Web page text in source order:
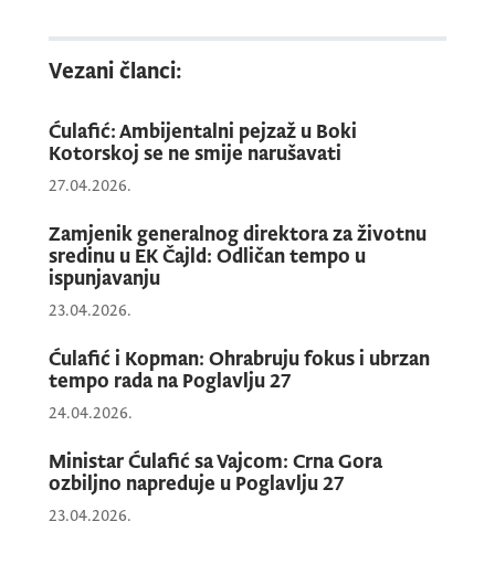
PRIJAVA ZA KONKURS ZA DODJELU ZELENE
NAGRADE
Vezani članci:
Ćulafić: Ambijentalni pejzaž u Boki
Kotorskoj se ne smije narušavati
27.04.2026.
Zamjenik generalnog direktora za životnu
sredinu u EK Čajld: Odličan tempo u
ispunjavanju
23.04.2026.
Ćulafić i Kopman: Ohrabruju fokus i ubrzan
tempo rada na Poglavlju 27
24.04.2026.
Ministar Ćulafić sa Vajcom: Crna Gora
ozbiljno napreduje u Poglavlju 27
23.04.2026.